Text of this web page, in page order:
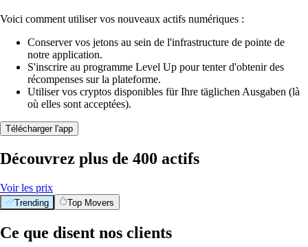
Voici comment utiliser vos nouveaux actifs numériques :
Conserver vos jetons au sein de l'infrastructure de pointe de
notre application.
S'inscrire au programme Level Up pour tenter d'obtenir des
récompenses sur la plateforme.
Utiliser vos cryptos disponibles für Ihre täglichen Ausgaben (là
où elles sont acceptées).
Télécharger l'app
Découvrez plus de 400 actifs
Voir les prix
Trending Top Movers
Ce que disent nos clients